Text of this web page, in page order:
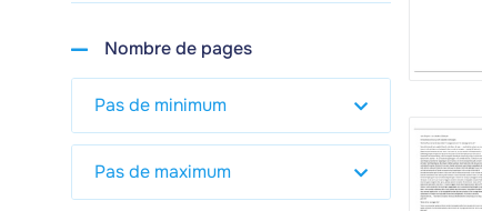
Nombre de pages